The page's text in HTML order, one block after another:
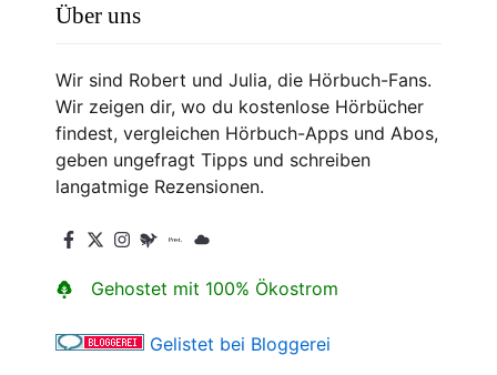
Über uns
Wir sind Robert und Julia, die Hörbuch-Fans.
Wir zeigen dir, wo du kostenlose Hörbücher
findest, vergleichen Hörbuch-Apps und Abos,
geben ungefragt Tipps und schreiben
langatmige Rezensionen.
Gehostet mit 100% Ökostrom
Gelistet bei Bloggerei